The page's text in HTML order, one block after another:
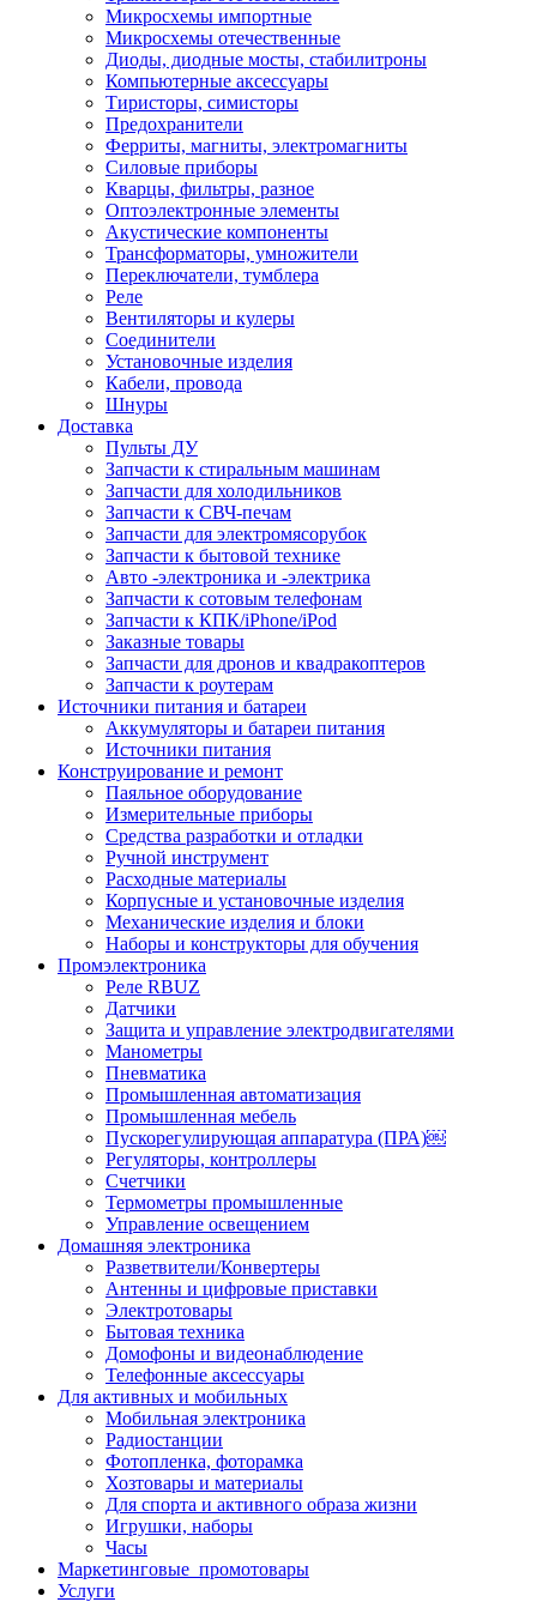
Микросхемы импортные
Микросхемы отечественные
Диоды, диодные мосты, стабилитроны
Компьютерные аксессуары
Тиристоры, симисторы
Предохранители
Ферриты, магниты, электромагниты
Силовые приборы
Кварцы, фильтры, разное
Оптоэлектронные элементы
Акустические компоненты
Трансформаторы, умножители
Переключатели, тумблера
Реле
Вентиляторы и кулеры
Соединители
Установочные изделия
Кабели, провода
Шнуры
Доставка
Пульты ДУ
Запчасти к стиральным машинам
Запчасти для холодильников
Запчасти к СВЧ-печам
Запчасти для электромясорубок
Запчасти к бытовой технике
Авто -электроника и -электрика
Запчасти к сотовым телефонам
Запчасти к КПК/iPhone/iPod
Заказные товары
Запчасти для дронов и квадракоптеров
Запчасти к роутерам
Источники питания и батареи
Аккумуляторы и батареи питания
Источники питания
Конструирование и ремонт
Паяльное оборудование
Измерительные приборы
Средства разработки и отладки
Ручной инструмент
Расходные материалы
Корпусные и установочные изделия
Механические изделия и блоки
Наборы и конструкторы для обучения
Промэлектроника
Реле RBUZ
Датчики
Защита и управление электродвигателями
Манометры
Пневматика
Промышленная автоматизация
Промышленная мебель
Пускорегулирующая аппаратура (ПРА)￼
Регуляторы, контроллеры
Счетчики
Термометры промышленные
Управление освещением
Домашняя электроника
Разветвители/Конвертеры
Антенны и цифровые приставки
Электротовары
Бытовая техника
Домофоны и видеонаблюдение
Телефонные аксессуары
Для активных и мобильных
Мобильная электроника
Радиостанции
Фотопленка, фоторамка
Хозтовары и материалы
Для спорта и активного образа жизни
Игрушки, наборы
Часы
Маркетинговые_промотовары
Услуги